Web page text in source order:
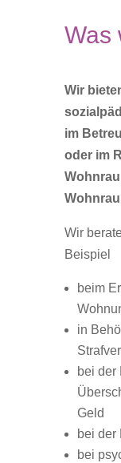
Was
Wir
im
oder im
Wir
Beispiel
beim
in
bei der
Geld
bei der
bei